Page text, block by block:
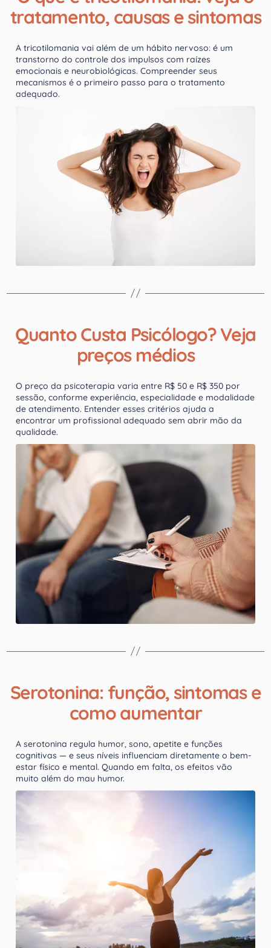
tratamento, causas e sintomas
A tricotilomania vai além de um hábito nervoso: é um
transtorno do controle dos impulsos com raízes
emocionais e neurobiológicas. Compreender seus
mecanismos é o primeiro passo para o tratamento
adequado.
Quanto Custa Psicólogo? Veja
preços médios
O preço da psicoterapia varia entre R$ 50 e R$ 350 por
sessão, conforme experiência, especialidade e modalidade
de atendimento. Entender esses critérios ajuda a
encontrar um profissional adequado sem abrir mão da
qualidade.
Serotonina: função, sintomas e
como aumentar
A serotonina regula humor, sono, apetite e funções
cognitivas — e seus níveis influenciam diretamente o bem-
estar físico e mental. Quando em falta, os efeitos vão
muito além do mau humor.